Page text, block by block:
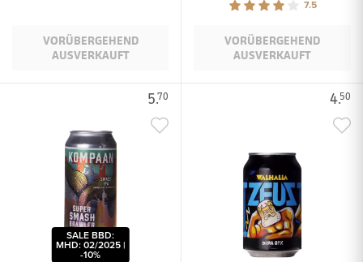
VORÜBERGEHEND
AUSVERKAUFT
7.5
VORÜBERGEHEND
AUSVERKAUFT
5.70
SALE BBD:
MHD: 02/2025 |
-10%
4.50